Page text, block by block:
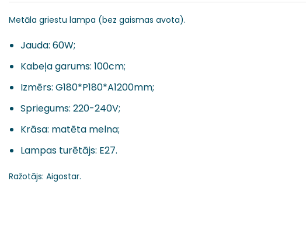
Metāla griestu lampa (bez gaismas avota).
Jauda: 60W;
Kabeļa garums: 100cm;
Izmērs: G180*P180*A1200mm;
Spriegums: 220-240V;
Krāsa: matēta melna;
Lampas turētājs: E27.
Ražotājs: Aigostar.